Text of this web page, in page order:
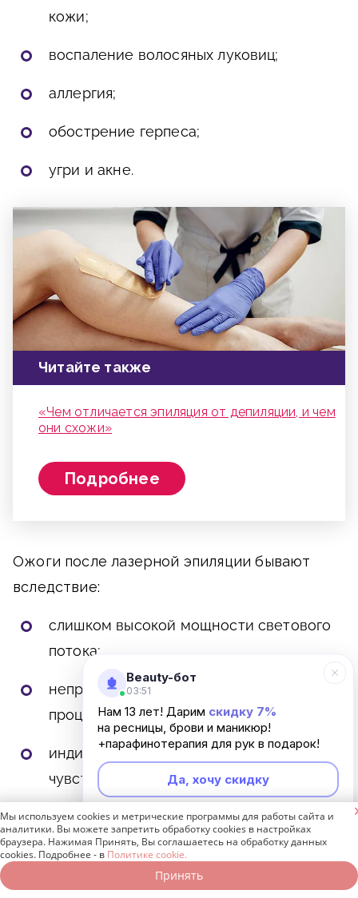
кожи;
воспаление волосяных луковиц;
аллергия;
обострение герпеса;
угри и акне.
Читайте также
«Чем отличается эпиляция от депиляции, и чем
они схожи»
Подробнее
Ожоги после лазерной эпиляции бывают
вследствие:
слишком высокой мощности светового
потока;
неправильной техники проведения
процедуры;
индивидуальной реакции и повышенной
чувствительности кожи.
Аллергия на лазер проявляется в виде:
Beauty-бот
03:51
Нам 13 лет! Дарим скидку 7%
на ресницы, брови и маникюр!
+парафинотерапия для рук в подарок!
Да, хочу скидку
Неинтересно
Мы используем cookies и метрические программы для работы сайта и
аналитики. Вы можете запретить обработку cookies в настройках
браузера. Нажимая Принять, Вы соглашаетесь на обработку данных
cookies. Подробнее - в Политике cookie.
Принять